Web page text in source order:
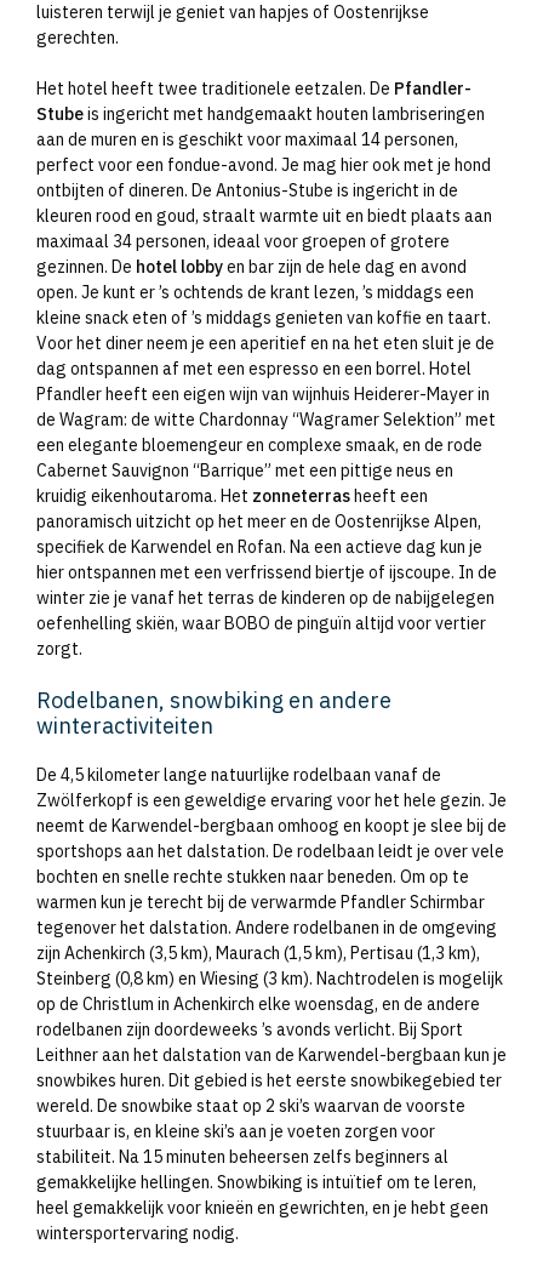
luisteren terwijl je geniet van hapjes of Oostenrijkse
gerechten.
Het hotel heeft twee traditionele eetzalen. De Pfandler-
Stubeis ingericht met handgemaakt houten lambriseringen
aan de muren en is geschikt voor maximaal 14 personen,
perfect voor een fondue-avond. Je mag hier ook met je hond
ontbijten of dineren. De Antonius-Stube is ingericht in de
kleuren rood en goud, straalt warmte uit en biedt plaats aan
maximaal 34 personen, ideaal voor groepen of grotere
gezinnen. De hotel lobbyen bar zijn de hele dag en avond
open. Je kunt er ’s ochtends de krant lezen, ’s middags een
kleine snack eten of ’s middags genieten van koffie en taart.
Voor het diner neem je een aperitief en na het eten sluit je de
dag ontspannen af met een espresso en een borrel. Hotel
Pfandler heeft een eigen wijn van wijnhuis Heiderer-Mayer in
de Wagram: de witte Chardonnay “Wagramer Selektion” met
een elegante bloemengeur en complexe smaak, en de rode
Cabernet Sauvignon “Barrique” met een pittige neus en
kruidig eikenhoutaroma. Het zonneterras heeft een
panoramisch uitzicht op het meer en de Oostenrijkse Alpen,
specifiek de Karwendel en Rofan. Na een actieve dag kun je
hier ontspannen met een verfrissend biertje of ijscoupe. In de
winter zie je vanaf het terras de kinderen op de nabijgelegen
oefenhelling skiën, waar BOBO de pinguïn altijd voor vertier
zorgt.
Rodelbanen, snowbiking en andere
winteractiviteiten
De 4,5 kilometer lange natuurlijke rodelbaan vanaf de
Zwölferkopf is een geweldige ervaring voor het hele gezin. Je
neemt de Karwendel-bergbaan omhoog en koopt je slee bij de
sportshops aan het dalstation. De rodelbaan leidt je over vele
bochten en snelle rechte stukken naar beneden. Om op te
warmen kun je terecht bij de verwarmde Pfandler Schirmbar
tegenover het dalstation. Andere rodelbanen in de omgeving
zijn Achenkirch (3,5 km), Maurach (1,5 km), Pertisau (1,3 km),
Steinberg (0,8 km) en Wiesing (3 km). Nachtrodelen is mogelijk
op de Christlum in Achenkirch elke woensdag, en de andere
rodelbanen zijn doordeweeks ’s avonds verlicht. Bij Sport
Leithner aan het dalstation van de Karwendel-bergbaan kun je
snowbikes huren. Dit gebied is het eerste snowbikegebied ter
wereld. De snowbike staat op 2 ski’s waarvan de voorste
stuurbaar is, en kleine ski’s aan je voeten zorgen voor
stabiliteit. Na 15 minuten beheersen zelfs beginners al
gemakkelijke hellingen. Snowbiking is intuïtief om te leren,
heel gemakkelijk voor knieën en gewrichten, en je hebt geen
wintersportervaring nodig.